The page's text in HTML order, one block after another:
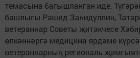
темасына багышланган иде.
башлыгы Рәшид Заһидуллин,
ветераннар Советы җитәкчесе
өлкәннәргә медицина ярдәме
ветераннарның региональ